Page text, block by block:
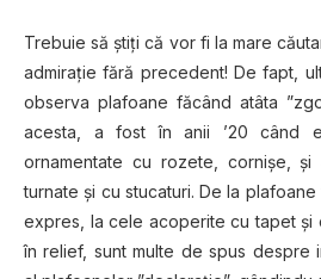
Trebuie să ştiţi că vor fi la mare
admiraţie fără precedent! De fapt,
observa plafoane făcând atâta
acesta, a fost în anii ’20 când
ornamentate cu rozete, cornişe, şi
turnate şi cu stucaturi. De la
expres, la cele acoperite cu tapet şi
în relief, sunt multe de spus despre